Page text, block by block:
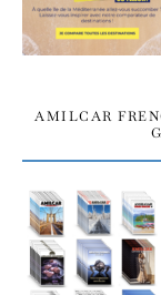
AMILCAR